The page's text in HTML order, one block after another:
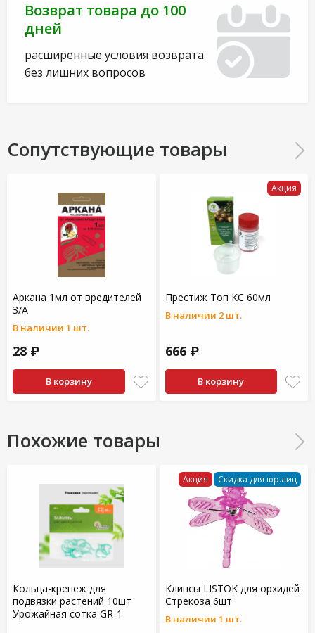
Возврат товара до 100
дней
расширенные условия возврата
без лишних вопросов
Сопутствующие товары
Аркана 1мл от вредителей
З/А
В наличии 1 шт.
28 ₽
В корзину
Акция
Престиж Топ КС 60мл
В наличии 2 шт.
666 ₽
В корзину
Похожие товары
Кольца-крепеж для
подвязки растений 10шт
Урожайная сотка GR-1
Акция Скидка для юр.лиц
Клипсы LISTOK для орхидей
Стрекоза 6шт
В наличии 1 шт.